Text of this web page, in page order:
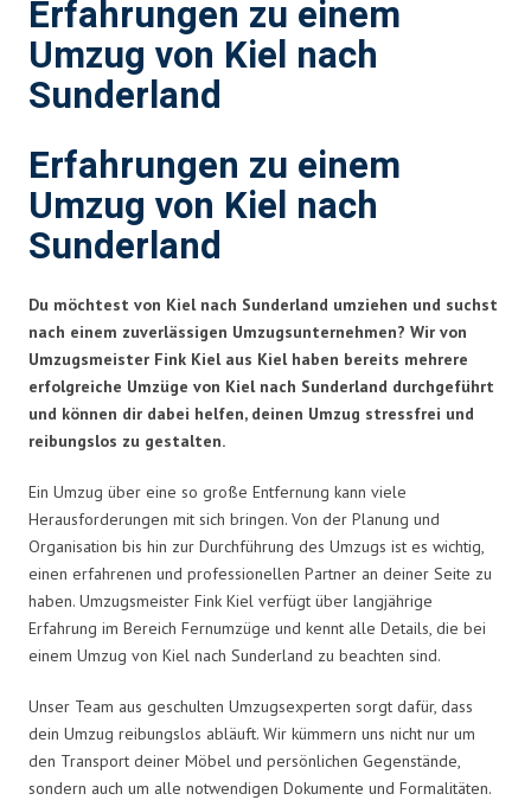
Erfahrungen zu einem
Umzug von Kiel nach
Sunderland
Erfahrungen zu einem
Umzug von Kiel nach
Sunderland
Du möchtest von Kiel nach Sunderland umziehen und suchst
nach einem zuverlässigen Umzugsunternehmen? Wir von
Umzugsmeister Fink Kiel aus Kiel haben bereits mehrere
erfolgreiche Umzüge von Kiel nach Sunderland durchgeführt
und können dir dabei helfen, deinen Umzug stressfrei und
reibungslos zu gestalten.
Ein Umzug über eine so große Entfernung kann viele
Herausforderungen mit sich bringen. Von der Planung und
Organisation bis hin zur Durchführung des Umzugs ist es wichtig,
einen erfahrenen und professionellen Partner an deiner Seite zu
haben. Umzugsmeister Fink Kiel verfügt über langjährige
Erfahrung im Bereich Fernumzüge und kennt alle Details, die bei
einem Umzug von Kiel nach Sunderland zu beachten sind.
Unser Team aus geschulten Umzugsexperten sorgt dafür, dass
dein Umzug reibungslos abläuft. Wir kümmern uns nicht nur um
den Transport deiner Möbel und persönlichen Gegenstände,
sondern auch um alle notwendigen Dokumente und Formalitäten.